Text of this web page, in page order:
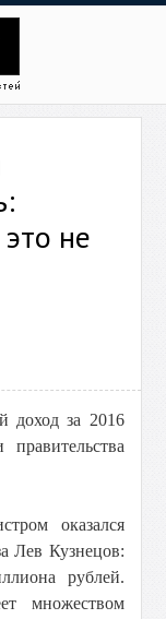
не
доход за 2016
оказался
Лев Кузнецов:
рублей.
множеством